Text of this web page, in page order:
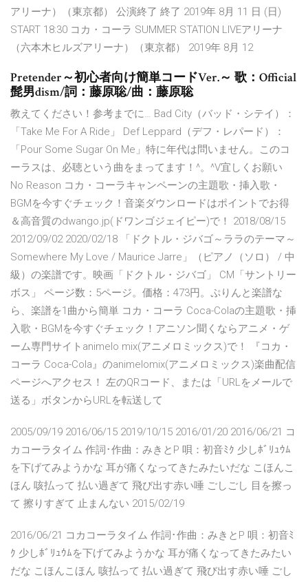
アリーナ）（東京都） 公演終了 終了 2019年 8月 11 日 (日)
START 18:30 コカ・コーラ SUMMER STATION LIVEアリーナ
（六本木ヒルズアリーナ）（東京都） 2019年 8月 12
Pretender～初心者向け簡単コードVer.～ 歌：Official
髭男dism/詞：藤原聡/曲：藤原聡
教えてください！参考までに… Bad City（バッド・シテイ）：
「Take Me For A Ride」 Def Leppard（デフ・レパード）：
「Pour Some Sugar On Me」特に年代は問いません。このコ
ーラスは、必聴という曲をまってます！^。^V宜しくお願い
No Reason コカ・コーラキャンペーンの主題歌・挿入歌・
BGMを今すぐチェック！音楽ダウンロードはポイントでお得
＆高音質のdwango.jp(ドワンゴジェイピー)で！ 2018/08/15
2012/09/02 2020/02/18 「ドクトル・ジバゴ～ララのテーマ～
Somewhere My Love / Maurice Jarre」（ピアノ（ソロ） / 中
級）の楽譜です。映画「ドクトル・ジバゴ」 CM「サントリー
ボス」 ページ数：5ページ。価格：473円。ぷりんと楽譜な
ら、楽譜を1曲から簡単 コカ・コーラ Coca-Colaの主題歌・挿
入歌・BGMを今すぐチェック！アニソン聞くならアニメ・ゲ
ーム専門サイトanimelo mix(アニメロミックス)で！ 『コカ・
コーラ Coca-Cola』のanimelomix(アニメロミックス)楽曲配信
ページへアクセス！ 左のQRコード、または「URLをメールで
送る」ボタンからURLを転送して
2005/09/19 2016/06/15 2019/10/15 2016/01/20 2016/06/21 コ
カコーラタイム 作詞･作曲：みきとP 唄：初音ﾐｸ 少しﾎﾞﾘｭｳﾑ
を下げてみようかな 耳が痛くなってきたみたいだな こほんこ
ほん 咳払って 払い過ぎて 飛び出す赤い唾 ごしごし 目を擦っ
て 擦りすぎて 止まんない 2015/02/19
2016/06/21 コカコーラタイム 作詞･作曲：みきとP 唄：初音ﾐ
ｸ 少しﾎﾞﾘｭｳﾑを下げてみようかな 耳が痛くなってきたみたい
だな こほんこほん 咳払って 払い過ぎて 飛び出す赤い唾 ごし